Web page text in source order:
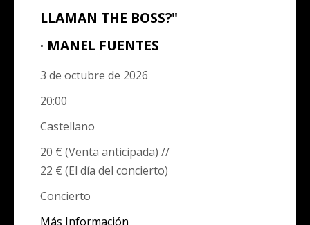
LLAMAN THE BOSS?"
· MANEL FUENTES
3 de octubre de 2026
20:00
Castellano
20 € (Venta anticipada) //
22 € (El día del concierto)
Concierto
Más Información